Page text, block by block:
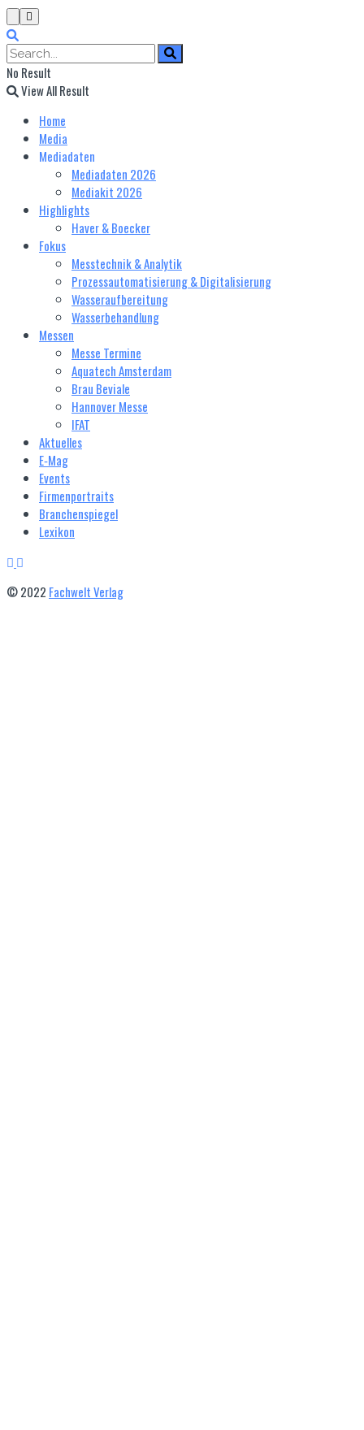
No Result
View All Result
Home
Media
Mediadaten
Mediadaten 2026
Mediakit 2026
Highlights
Haver & Boecker
Fokus
Messtechnik & Analytik
Prozessautomatisierung & Digitalisierung
Wasseraufbereitung
Wasserbehandlung
Messen
Messe Termine
Aquatech Amsterdam
Brau Beviale
Hannover Messe
IFAT
Aktuelles
E‑Mag
Events
Firmenportraits
Branchenspiegel
Lexikon
© 2022 Fachwelt Verlag